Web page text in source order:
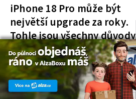
iPhone 18 Pro může být
největší upgrade za roky.
Tohle jsou všechny důvody
IPHONE R. Zavřel